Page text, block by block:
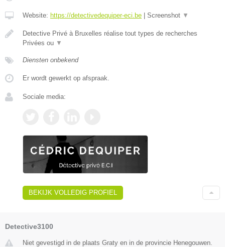
Website: https://detectivedequiper-eci.be | Screenshot ▼
Detective Privé à Bruxelles réalise tout types de recherches
Privées ou ▼
Diensten onbekend
Er wordt gewerkt op afspraak.
Sociale media:
BEKIJK VOLLEDIG PROFIEL
Detective3100
Niet gevestigd in de plaats Graty en in de provincie Henegouwen.